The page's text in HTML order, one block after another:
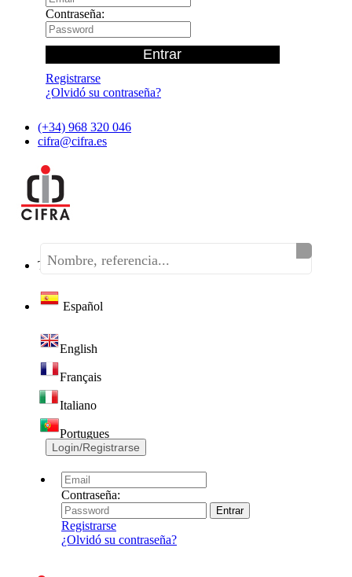
Contraseña:
Registrarse
¿Olvidó su contraseña?
(+34) 968 320 046
cifra@cifra.es
Teléfono:(+34) 968 320 046
Español
English
Français
Italiano
Portugues
Login/Registrarse
Contraseña:
Registrarse
¿Olvidó su contraseña?